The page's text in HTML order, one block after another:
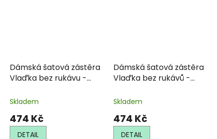
Dámská šatová zástěra
Vlaďka bez rukávu -
Skladem
474 Kč
DETAIL
Dámská šatová zástěra
Vlaďka bez rukávů -
Skladem
474 Kč
DETAIL